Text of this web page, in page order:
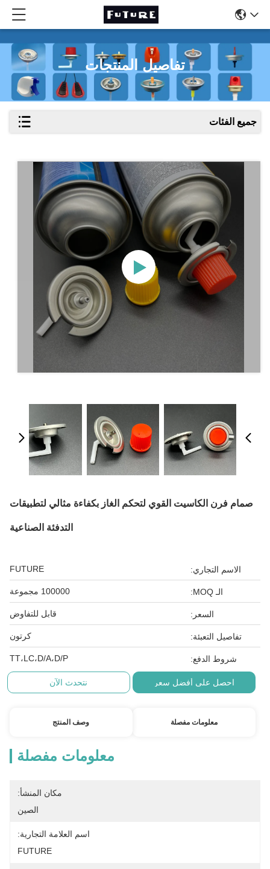
تفاصيل المنتجات
جميع الفئات
صمام فرن الكاسيت القوي لتحكم الغاز بكفاءة مثالي لتطبيقات
التدفئة الصناعية
الاسم التجاري: FUTURE
الـ MOQ: 100000 مجموعة
السعر: قابل للتفاوض
تفاصيل التعبئة: كرتون
شروط الدفع: TT،LC،D/A،D/P
احصل على أفضل سعر نتحدث الآن
معلومات مفصلة وصف المنتج
معلومات مفصلة
مكان المنشأ:
الصين
اسم العلامة التجارية:
FUTURE